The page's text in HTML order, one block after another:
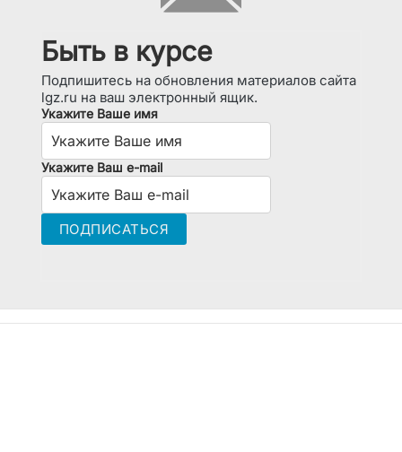
Быть в курсе
Подпишитесь на обновления материалов сайта
lgz.ru на ваш электронный ящик.
Укажите Ваше имя
Укажите Ваш e-mail